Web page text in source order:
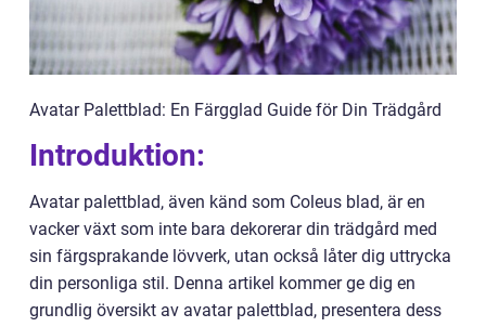
Avatar Palettblad: En Färgglad Guide för Din Trädgård
Introduktion:
Avatar palettblad, även känd som Coleus blad, är en
vacker växt som inte bara dekorerar din trädgård med
sin färgsprakande lövverk, utan också låter dig uttrycka
din personliga stil. Denna artikel kommer ge dig en
grundlig översikt av avatar palettblad, presentera dess